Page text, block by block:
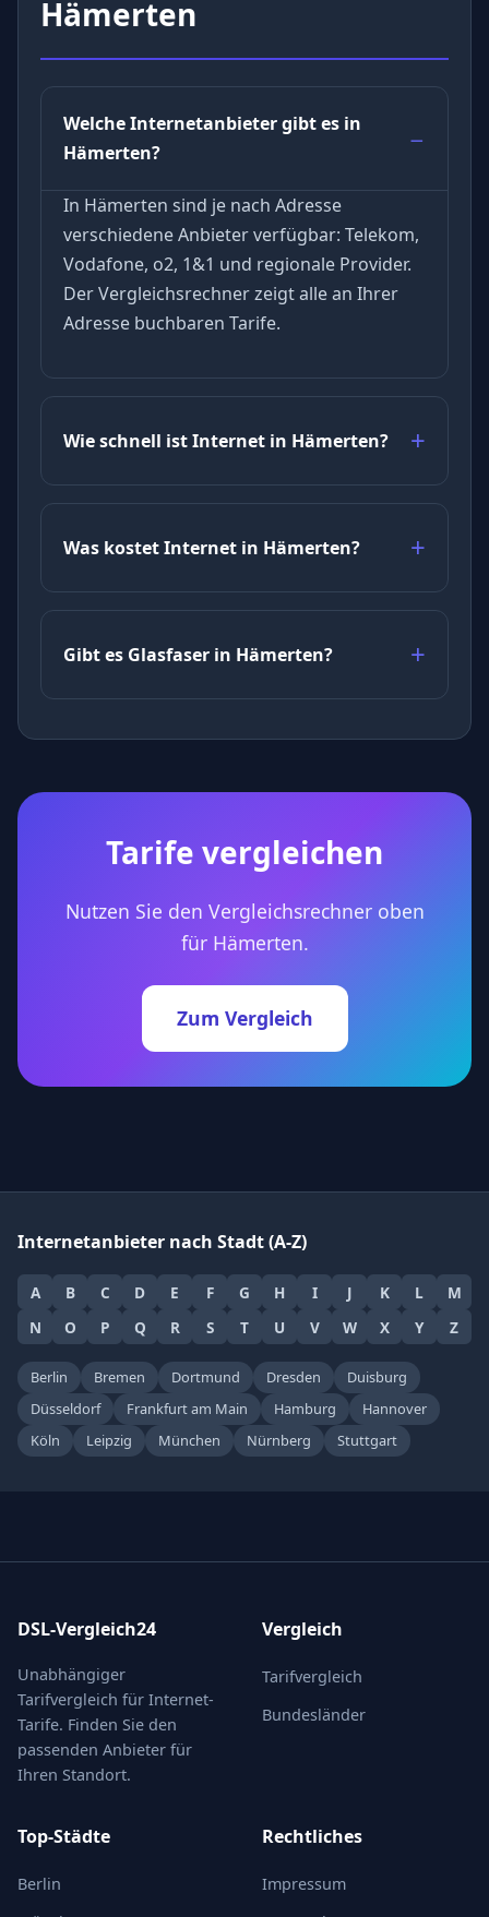
Hämerten
Welche Internetanbieter gibt es in
Hämerten?
In Hämerten sind je nach Adresse
verschiedene Anbieter verfügbar: Telekom,
Vodafone, o2, 1&1 und regionale Provider.
Der Vergleichsrechner zeigt alle an Ihrer
Adresse buchbaren Tarife.
Wie schnell ist Internet in Hämerten?
Was kostet Internet in Hämerten?
Gibt es Glasfaser in Hämerten?
Tarife vergleichen
Nutzen Sie den Vergleichsrechner oben
für Hämerten.
Zum Vergleich
Internetanbieter nach Stadt (A-Z)
A B C D E F G H I J K L
M
N
O P Q R S T U V W X Y Z
Berlin Bremen Dortmund Dresden
Duisburg
Düsseldorf
Frankfurt am Main Hamburg
Hannover
Köln
Leipzig München Nürnberg Stuttgart
DSL-Vergleich24
Unabhängiger
Tarifvergleich für Internet-
Tarife. Finden Sie den
passenden Anbieter für
Ihren Standort.
Vergleich
Tarifvergleich
Bundesländer
Top-Städte
Berlin
Rechtliches
Impressum